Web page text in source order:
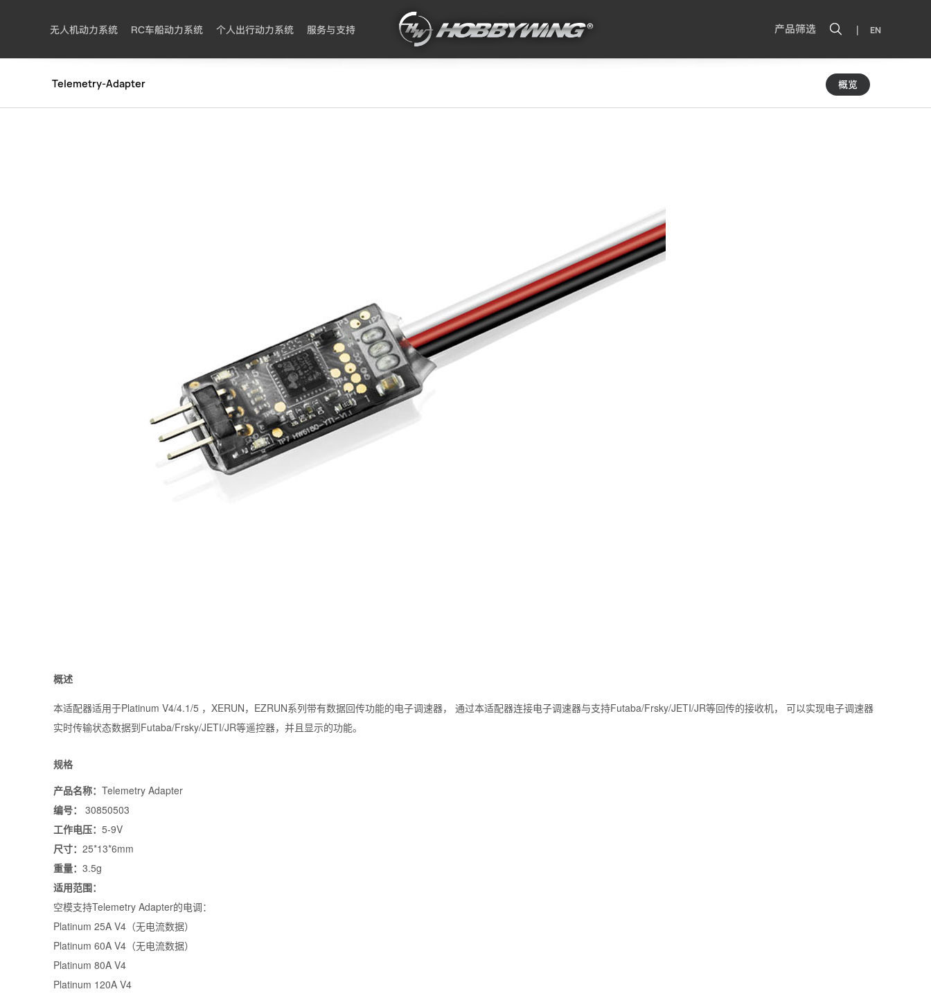
无人机动力系统 RC车船动力系统 个人出行动力系统 服务与支持 产品筛选 | EN
Telemetry-Adapter 概览
概述
本适配器适用于Platinum V4/4.1/5 ，XERUN，EZRUN系列带有数据回传功能的电子调速器， 通过本适配器连接电子调速器与支持Futaba/Frsky/JETI/JR等回传的接收机， 可以实现电子调速器
实时传输状态数据到Futaba/Frsky/JETI/JR等遥控器，并且显示的功能。
规格
产品名称： Telemetry Adapter
编号： 30850503
工作电压： 5-9V
尺寸： 25*13*6mm
重量： 3.5g
适用范围：
空模支持Telemetry Adapter的电调：
Platinum 25A V4（无电流数据）
Platinum 60A V4（无电流数据）
Platinum 80A V4
Platinum 120A V4